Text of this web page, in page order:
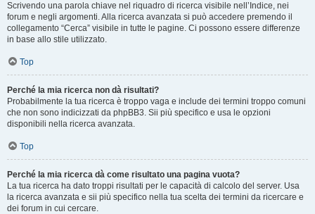
Scrivendo una parola chiave nel riquadro di ricerca visibile nell’Indice, nei
forum e negli argomenti. Alla ricerca avanzata si può accedere premendo il
collegamento “Cerca” visibile in tutte le pagine. Ci possono essere differenze
in base allo stile utilizzato.
Top
Perché la mia ricerca non dà risultati?
Probabilmente la tua ricerca è troppo vaga e include dei termini troppo comuni
che non sono indicizzati da phpBB3. Sii più specifico e usa le opzioni
disponibili nella ricerca avanzata.
Top
Perché la mia ricerca dà come risultato una pagina vuota?
La tua ricerca ha dato troppi risultati per le capacità di calcolo del server. Usa
la ricerca avanzata e sii più specifico nella tua scelta dei termini da ricercare e
dei forum in cui cercare.